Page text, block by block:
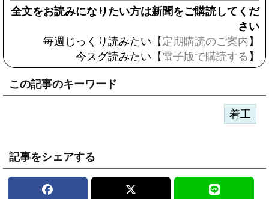
全文をお読みになりたい方は新聞をご購読してくだ
さい
毎週じっくり読みたい【 定期購読のご案内 】
今スグ読みたい【 電子版で購読する 】
この記事のキーワード
着工
記事をシェアする